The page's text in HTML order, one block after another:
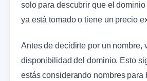
solo para descubrir que el
ya está tomado o tiene un precio
Antes de decidirte por un nombre,
disponibilidad del dominio. Esto
estás considerando nombres para